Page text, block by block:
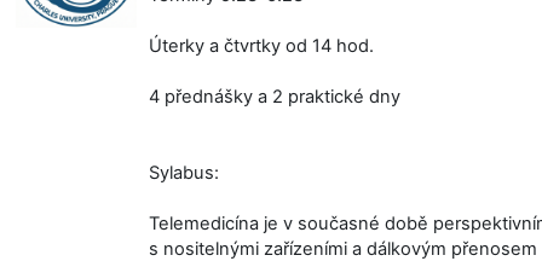
Úterky a čtvrtky od 14 hod.
4 přednášky a 2 praktické dny
Sylabus:
Telemedicína je v současné době
s nositelnými zařízeními a dálkovým